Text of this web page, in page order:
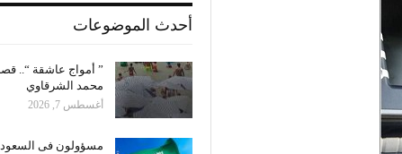
أحدث الموضوعات
” أمواج عاشقة “..
محمد الشرقاوي
أغسطس 7, 2026
مسؤولون فى